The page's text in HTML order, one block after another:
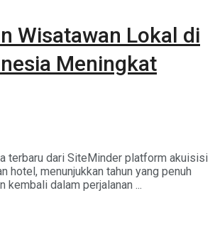
Wisatawan Lokal di
Meningkat
terbaru dari SiteMinder platform akuisisi
hotel, menunjukkan tahun yang penuh
kembali dalam perjalanan ...